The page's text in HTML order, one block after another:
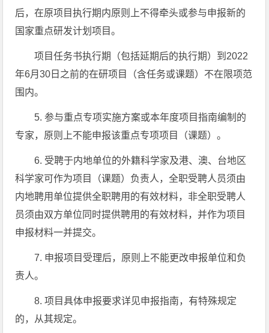
后，在原项目执行期内原则上不得牵头或参与申报新的
国家重点研发计划项目。
项目任务书执行期（包括延期后的执行期）到2022
年6月30日之前的在研项目（含任务或课题）不在限项范
围内。
5. 参与重点专项实施方案或本年度项目指南编制的
专家，原则上不能申报该重点专项项目（课题）。
6. 受聘于内地单位的外籍科学家及港、澳、台地区
科学家可作为项目（课题）负责人，全职受聘人员须由
内地聘用单位提供全职聘用的有效材料，非全职受聘人
员须由双方单位同时提供聘用的有效材料，并作为项目
申报材料一并提交。
7. 申报项目受理后，原则上不能更改申报单位和负
责人。
8. 项目具体申报要求详见申报指南，有特殊规定
的，从其规定。